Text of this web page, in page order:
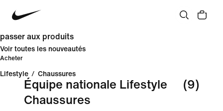
passer aux produits
Voir toutes les nouveautés
Acheter
Lifestyle / Chaussures
Équipe nationale Lifestyle
Chaussures
(9)